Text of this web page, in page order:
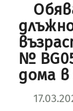
№
дома в